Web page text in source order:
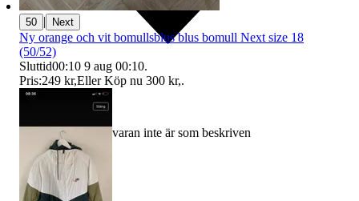
Ersättning om varan inte är som beskriven
50 | Next
Ny orange och vit bomullsblus blus bomull Next size 18
(50/52)
Sluttid00:10 9 aug 00:10.
Pris:249 kr,Eller Köp nu 300 kr,.